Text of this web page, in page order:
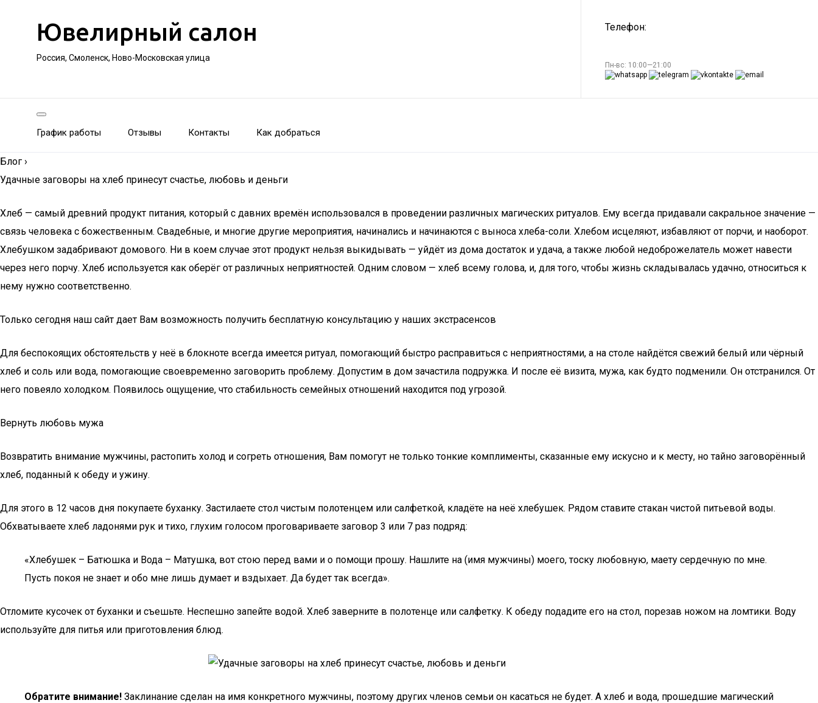
Ювелирный салон
Россия, Смоленск, Ново-Московская улица
Телефон:
Пн-вс: 10:00—21:00
График работы Отзывы Контакты Как добраться
Блог ›
Удачные заговоры на хлеб принесут счастье, любовь и деньги
Хлеб — самый древний продукт питания, который с давних времён использовался в проведении различных магических ритуалов. Ему всегда придавали сакральное значение —
связь человека с божественным. Свадебные, и многие другие мероприятия, начинались и начинаются с выноса хлеба-соли. Хлебом исцеляют, избавляют от порчи, и наоборот.
Хлебушком задабривают домового. Ни в коем случае этот продукт нельзя выкидывать — уйдёт из дома достаток и удача, а также любой недоброжелатель может навести
через него порчу. Хлеб используется как оберёг от различных неприятностей. Одним словом — хлеб всему голова, и, для того, чтобы жизнь складывалась удачно, относиться к
нему нужно соответственно.
Только сегодня наш сайт дает Вам возможность получить бесплатную консультацию у наших экстрасенсов
Для беспокоящих обстоятельств у неё в блокноте всегда имеется ритуал, помогающий быстро расправиться с неприятностями, а на столе найдётся свежий белый или чёрный
хлеб и соль или вода, помогающие своевременно заговорить проблему. Допустим в дом зачастила подружка. И после её визита, мужа, как будто подменили. Он отстранился. От
него повеяло холодком. Появилось ощущение, что стабильность семейных отношений находится под угрозой.
Вернуть любовь мужа
Возвратить внимание мужчины, растопить холод и согреть отношения, Вам помогут не только тонкие комплименты, сказанные ему искусно и к месту, но тайно заговорённый
хлеб, поданный к обеду и ужину.
Для этого в 12 часов дня покупаете буханку. Застилаете стол чистым полотенцем или салфеткой, кладёте на неё хлебушек. Рядом ставите стакан чистой питьевой воды.
Обхватываете хлеб ладонями рук и тихо, глухим голосом проговариваете заговор 3 или 7 раз подряд:
«Хлебушек – Батюшка и Вода – Матушка, вот стою перед вами и о помощи прошу. Нашлите на (имя мужчины) моего, тоску любовную, маету сердечную по мне.
Пусть покоя не знает и обо мне лишь думает и вздыхает. Да будет так всегда».
Отломите кусочек от буханки и съешьте. Неспешно запейте водой. Хлеб заверните в полотенце или салфетку. К обеду подадите его на стол, порезав ножом на ломтики. Воду
используйте для питья или приготовления блюд.
Обратите внимание! Заклинание сделан на имя конкретного мужчины, поэтому других членов семьи он касаться не будет. А хлеб и вода, прошедшие магический